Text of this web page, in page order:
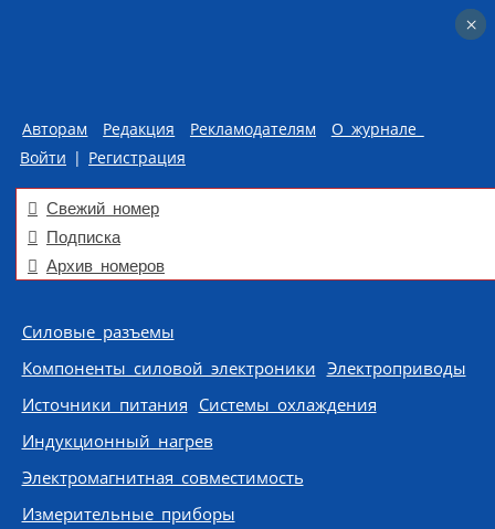
Авторам Редакция Рекламодателям
О журнале
Войти | Регистрация
Свежий номер
Подписка
Архив номеров
Skip to content
Силовые разъемы
Компоненты силовой электроники Электроприводы
Источники питания Системы охлаждения
Индукционный нагрев
Электромагнитная совместимость
Измерительные приборы
×
×